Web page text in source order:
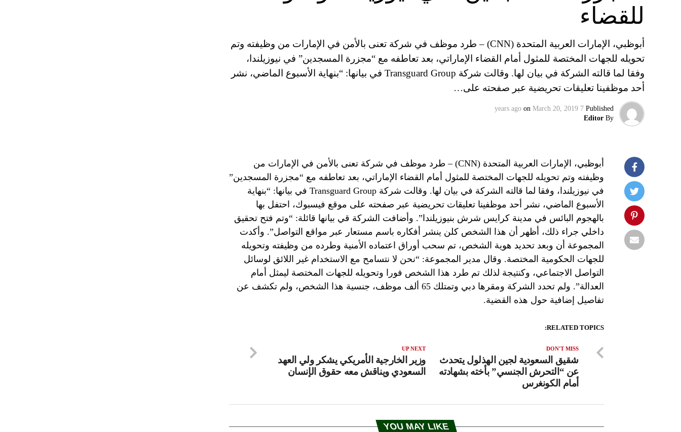
للقضاء
أبوظبي، الإمارات العربية المتحدة (CNN) – طرد موظف في شركة تعنى بالأمن في الإمارات من وظيفته وتم
تحويله للجهات المختصة للمثول أمام القضاء الإماراتي، بعد تعاطفه مع “مجزرة المسجدين” في نيوزيلندا،
وفقا لما قالته الشركة في بيان لها. وقالت شركة Transguard Group في بيانها: “بنهاية الأسبوع الماضي، نشر
أحد موظفينا تعليقات تحريضية عبر صفحته على…
Published
7 years ago
on March 20, 2019
By
Editor
أبوظبي، الإمارات العربية المتحدة (CNN) – طرد موظف في شركة تعنى بالأمن في الإمارات من
وظيفته وتم تحويله للجهات المختصة للمثول أمام القضاء الإماراتي، بعد تعاطفه مع “مجزرة المسجدين”
في نيوزيلندا، وفقا لما قالته الشركة في بيان لها. وقالت شركة Transguard Group في بيانها: “بنهاية
الأسبوع الماضي، نشر أحد موظفينا تعليقات تحريضية عبر صفحته على موقع فيسبوك، احتفل بها
بالهجوم البائس في مدينة كرايس شرش بنيوزيلندا”. وأضافت الشركة قي بيانها قائلة: “وتم فتح تحقيق
داخلي جراء ذلك، أظهر أن هذا الشخص كلن ينشر أفكاره باسم مستعار عبر مواقع التواصل”. وأكدت
المجموعة أن وبعد تحديد هوية الشخص، تم سحب أوراق اعتماده الأمنية وطرده من وظيفته وتحويله
للجهات الحكومية المختصة. وقال مدير المجموعة: “نحن لا نتسامح مع الاستخدام غير اللائق لوسائل
التواصل الاجتماعي، وكنتيجة لذلك تم طرد هذا الشخص فورا وتحويله للجهات المختصة ليمثل أمام
العدالة”. ولم تحدد الشركة ومقرها دبي وتمتلك 65 ألف موظف، جنسية هذا الشخص، ولم تكشف عن
تفاصيل إضافية حول هذه القضية.
RELATED TOPICS:
UP NEXT
وزير الخارجية الأمريكي يشكر ولي العهد
السعودي ويناقش معه حقوق الإنسان
DON'T MISS
شقيق السعودية لجين الهذلول يتحدث
عن “التحرش الجنسي” بأخته بشهادته
أمام الكونغرس
YOU MAY LIKE